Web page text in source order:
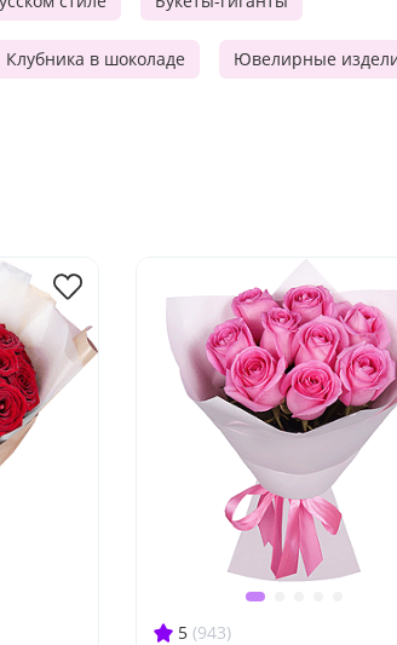
Клубника в шоколаде Ювелирные
5 (943)